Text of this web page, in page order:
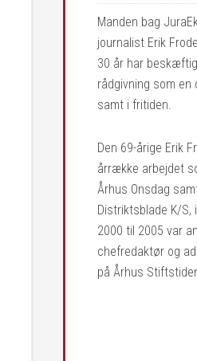
Manden bag
journalist Erik
30 år har
rådgivning som
samt i fritiden.
Den 69-årige Erik
årrække arbejdet
Århus Onsdag
Distriktsblade K/S,
2000 til 2005 var
chefredaktør og
på Århus